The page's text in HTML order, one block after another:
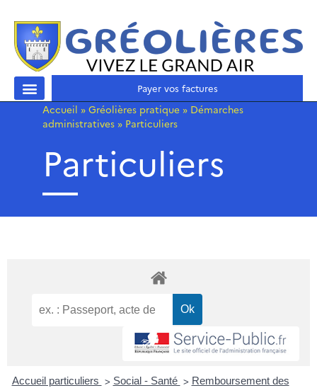
Payer vos factures
Accueil » Gréolières pratique » Démarches
administratives » Particuliers
Particuliers
Accueil particuliers > Social - Santé > Remboursement des